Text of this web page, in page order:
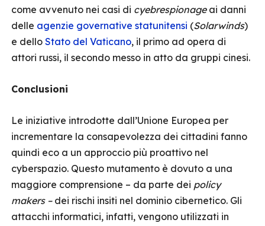
come avvenuto nei casi di cyebrespionageai danni
delle agenzie governative statunitensi (Solarwinds)
e dello Stato del Vaticano, il primo ad opera di
attori russi, il secondo messo in atto da gruppi cinesi.
Conclusioni
Le iniziative introdotte dall’Unione Europea per
incrementare la consapevolezza dei cittadini fanno
quindi eco a un approccio più proattivo nel
cyberspazio. Questo mutamento è dovuto a una
maggiore comprensione – da parte dei policy
makers – dei rischi insiti nel dominio cibernetico. Gli
attacchi informatici, infatti, vengono utilizzati in